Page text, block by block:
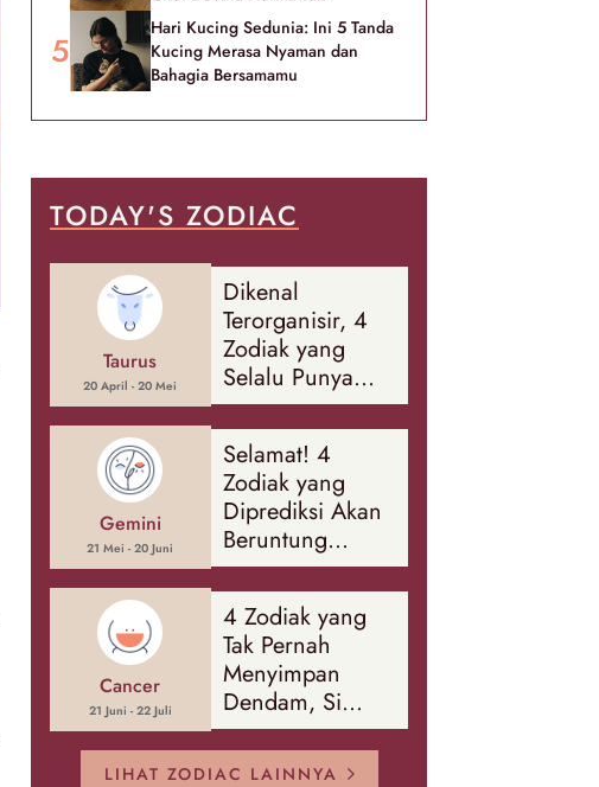
Hari Kucing Sedunia: Ini 5 Tanda
Kucing Merasa Nyaman dan
Bahagia Bersamamu
TODAY'S ZODIAC
Taurus
20 April - 20 Mei
Dikenal
Terorganisir, 4
Zodiak yang
Selalu Punya
Rencana
Cadangan Soal
Banyak Hal
Gemini
21 Mei - 20 Juni
Selamat! 4
Zodiak yang
Diprediksi Akan
Beruntung
Sepanjang
Agustus 2026
Cancer
21 Juni - 22 Juli
4 Zodiak yang
Tak Pernah
Menyimpan
Dendam, Si
Paling Mudah
Memaafkan!
LIHAT ZODIAC LAINNYA